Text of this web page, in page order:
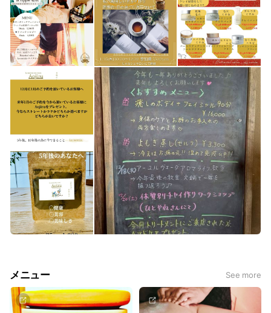
メニュー See more